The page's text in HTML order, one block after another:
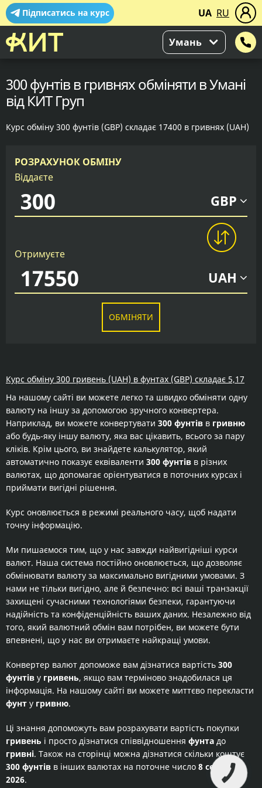
Підписатись на курс UA RU
Умань
300 фунтів в гривнях обміняти в Умані
від КИТ Груп
Курс обміну 300 фунтів (GBP) складає 17400 в гривнях (UAH)
РОЗРАХУНОК ОБМІНУ
Віддаєте
GBP
Отримуєте
UAH
ОБМІНЯТИ
Курс обміну 300 гривень (UAH) в фунтах (GBP) складає 5,17
На нашому сайті ви можете легко та швидко обміняти одну
валюту на іншу за допомогою зручного конвертера.
Наприклад, ви можете конвертувати 300 фунтів в гривню
або будь-яку іншу валюту, яка вас цікавить, всього за пару
кліків. Крім цього, ви знайдете калькулятор, який
автоматично показує еквіваленти 300 фунтів в різних
валютах, що допомагає орієнтуватися в поточних курсах і
приймати вигідні рішення.
Курс оновлюється в режимі реального часу, щоб надати
точну інформацію.
Ми пишаємося тим, що у нас завжди найвигідніші курси
валют. Наша система постійно оновлюється, що дозволяє
обмінювати валюту за максимально вигідними умовами. З
нами не тільки вигідно, але й безпечно: всі ваші транзакції
захищені сучасними технологіями безпеки, гарантуючи
надійність та конфіденційність ваших даних. Незалежно від
того, який валютний обмін вам потрібен, ви можете бути
впевнені, що у нас ви отримаєте найкращі умови.
Конвертер валют допоможе вам дізнатися вартість 300
фунтів у гривень, якщо вам терміново знадобилася ця
інформація. На нашому сайті ви можете миттєво перекласти
фунт у гривню.
Ці знання допоможуть вам розрахувати вартість покупки
гривень і просто дізнатися співвідношення фунта до
гривні. Також на сторінці можна дізнатися скільки коштує
300 фунтів в інших валютах на поточне число 8 серпня
2026.